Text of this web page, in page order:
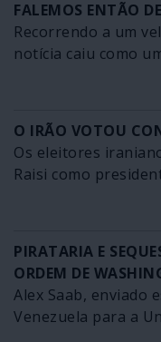
FALEMOS ENTÃO
Recorrendo a um
notícia caiu como
O IRÃO VOTOU
Os eleitores
Raisi como
PIRATARIA E
ORDEM DE
Alex Saab, enviado
Venezuela para a